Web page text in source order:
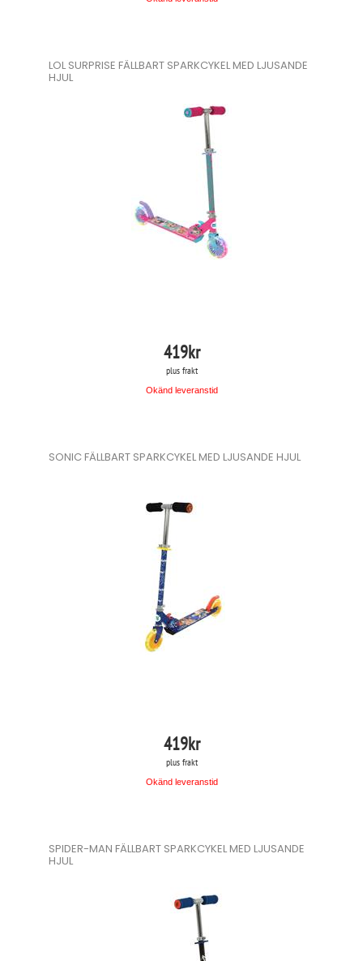
LOL SURPRISE FÄLLBART SPARKCYKEL MED LJUSANDE
HJUL
419kr
plus frakt
Okänd leveranstid
SONIC FÄLLBART SPARKCYKEL MED LJUSANDE HJUL
419kr
plus frakt
Okänd leveranstid
SPIDER-MAN FÄLLBART SPARKCYKEL MED LJUSANDE
HJUL